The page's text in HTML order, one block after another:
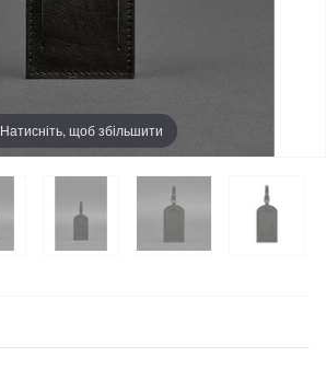
Натисніть, щоб збільшити